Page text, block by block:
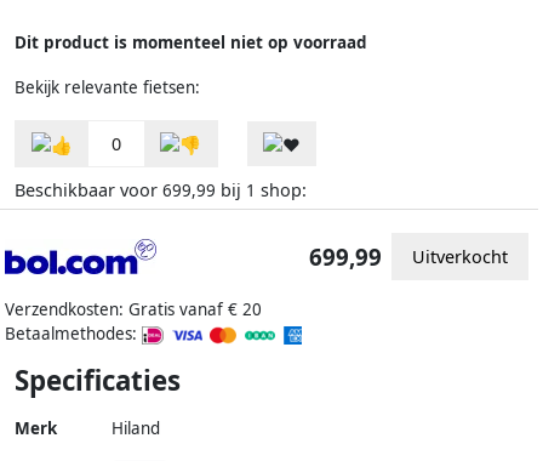
Dit product is momenteel niet op voorraad
Bekijk relevante fietsen:
0
Beschikbaar voor 699,99 bij 1 shop:
Verzendkosten: Gratis vanaf € 20
Betaalmethodes:
699,99 Uitverkocht
Specificaties
Merk Hiland